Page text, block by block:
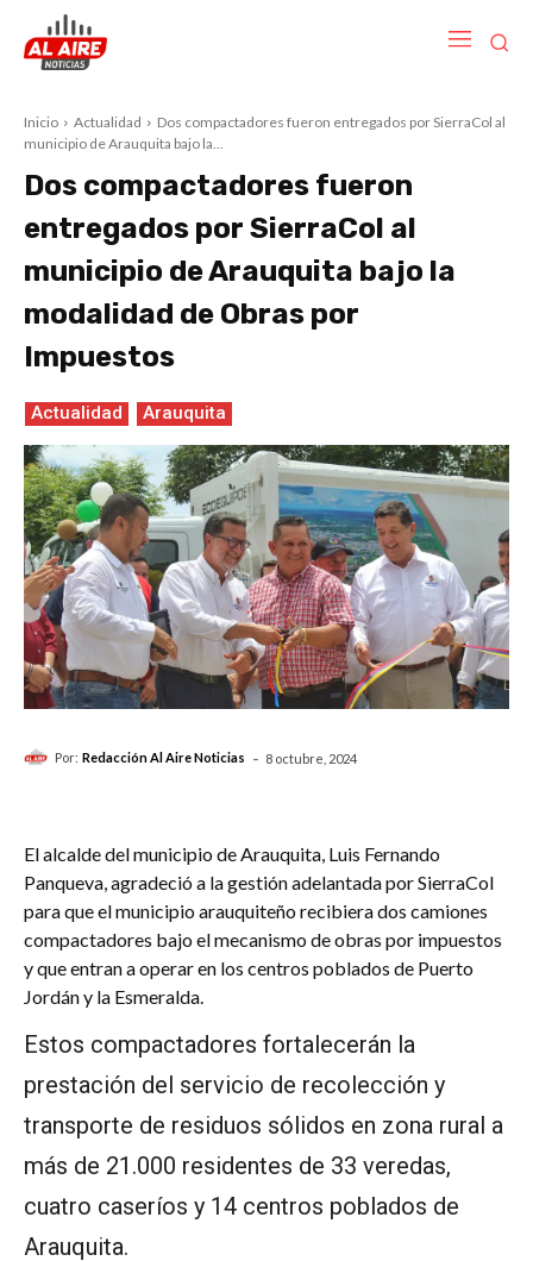
Inicio Actualidad
Dos compactadores fueron entregados por SierraCol al
municipio de Arauquita bajo la...
Dos compactadores fueron
entregados por SierraCol al
municipio de Arauquita bajo la
modalidad de Obras por
Impuestos
Actualidad Arauquita
Por: Redacción Al Aire Noticias - 8 octubre, 2024
El alcalde del municipio de Arauquita, Luis Fernando
Panqueva, agradeció a la gestión adelantada por SierraCol
para que el municipio arauquiteño recibiera dos camiones
compactadores bajo el mecanismo de obras por impuestos
y que entran a operar en los centros poblados de Puerto
Jordán y la Esmeralda.
Estos compactadores fortalecerán la
prestación del servicio de recolección y
transporte de residuos sólidos en zona rural a
más de 21.000 residentes de 33 veredas,
cuatro caseríos y 14 centros poblados de
Arauquita.